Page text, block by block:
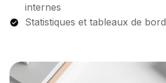
internes
Statistiques et tableaux de bord